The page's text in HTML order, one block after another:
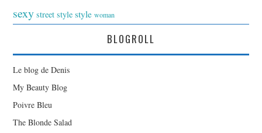
sexy street style style woman
BLOGROLL
Le blog de Denis
My Beauty Blog
Poivre Bleu
The Blonde Salad